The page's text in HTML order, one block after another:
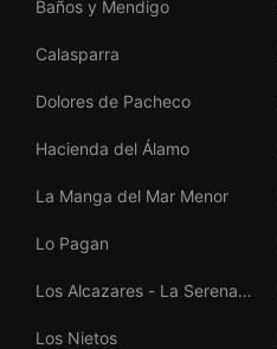
Baños y Mendigo
Calasparra
Dolores de Pacheco
Hacienda del Álamo
La Manga del Mar Menor
Lo Pagan
Los Alcazares - La Serena
Los Nietos